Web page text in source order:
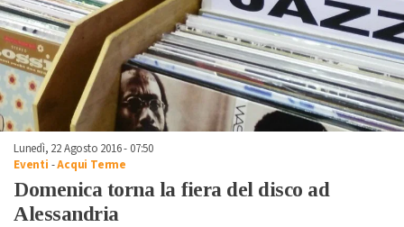
Lunedì, 22 Agosto 2016 - 07:50
Eventi -Acqui Terme
Domenica torna la fiera del disco ad
Alessandria